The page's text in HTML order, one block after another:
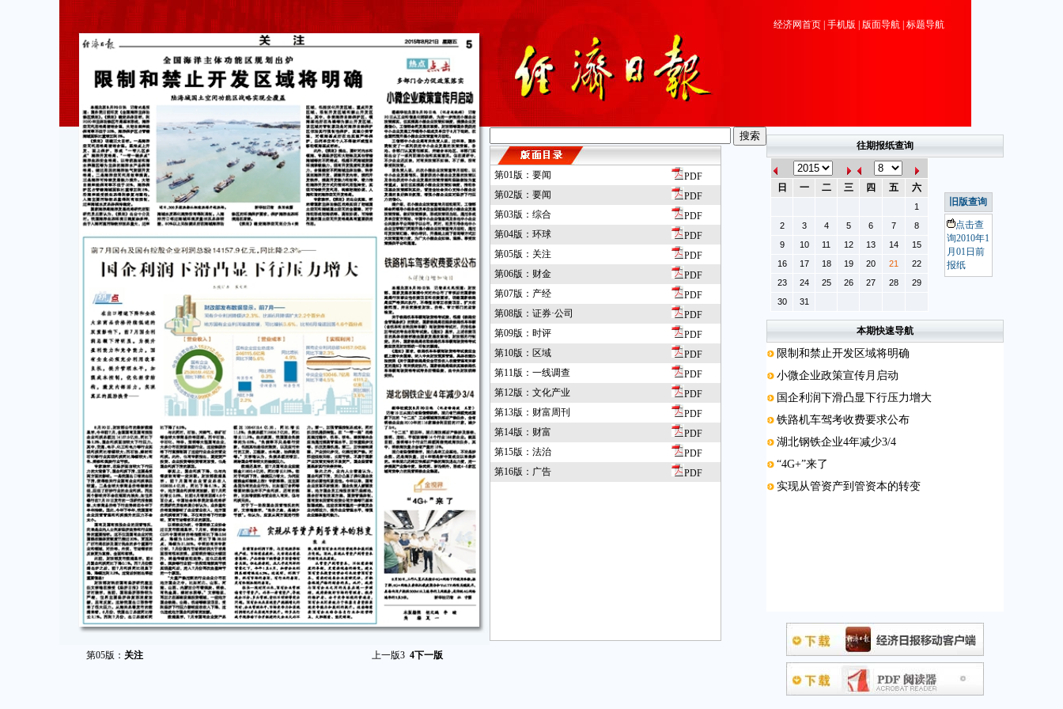
第05版： 关注 上一版3 4下一版
经济网首页 手机版 版面导航 标题导航
第01版：要闻
PDF
第02版：要闻
PDF
第03版：综合
PDF
第04版：环球
PDF
第05版：关注
PDF
第06版：财金
PDF
第07版：产经
PDF
第08版：证券·公司
PDF
第09版：时评
PDF
第10版：区域
PDF
第11版：一线调查
PDF
第12版：文化产业
PDF
第13版：财富周刊
PDF
第14版：财富
PDF
第15版：法治
PDF
第16版：广告
PDF
往期报纸查询
日 一 二 三 四 五 六
1
2
3 4 5 6 7
8
9
10 11 12 13 14
15
16
17 18 19 20 21
22
23
24 25 26 27 28
29
30
31
旧版查询
点击查
询2010年1
月01日前
报纸
本期快速导航
限制和禁止开发区域将明确
小微企业政策宣传月启动
国企利润下滑凸显下行压力增大
铁路机车驾考收费要求公布
湖北钢铁企业4年减少3/4
“4G+”来了
实现从管资产到管资本的转变